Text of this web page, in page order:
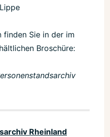
finden Sie in der im
Broschüre:
Rheinland